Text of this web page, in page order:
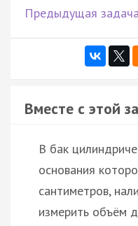
Предыдущая задача
Вместе с этой
В бак
основания
сантиметров,
измерить объём